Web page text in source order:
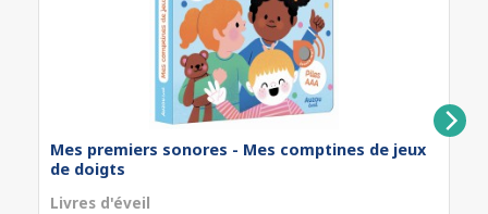
Mes premiers sonores - Mes comptines de jeux
de doigts
Livres d'éveil